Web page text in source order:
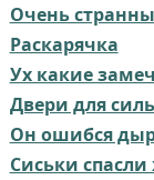
Очень
Раскарячка
Ух какие
Двери для
Он ошибся
Сиськи